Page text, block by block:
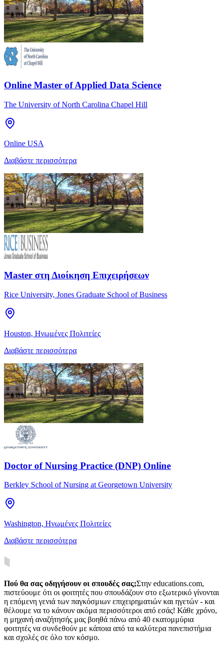
Online Master of Applied Data Science
The University of North Carolina Chapel Hill
Online USA
Διαβάστε περισσότερα
Master στη Διοίκηση Επιχειρήσεων
Rice University, Jones Graduate School of Business
Houston, Ηνωμένες Πολιτείες
Διαβάστε περισσότερα
Doctor of Nursing Practice (DNP) Online
Berkley School of Nursing at Georgetown University
Washington, Ηνωμένες Πολιτείες
Διαβάστε περισσότερα
Πού θα σας οδηγήσουν οι σπουδές σας;Στην educations.com,
πιστεύουμε ότι οι φοιτητές που σπουδάζουν στο εξωτερικό γίνονται
η επόμενη γενιά των παγκόσμιων επιχειρηματιών και ηγετών - και
θέλουμε να το κάνουν ακόμα περισσότεροι από εσάς! Κάθε χρόνο,
η μηχανή αναζήτησής μας βοηθά πάνω από 40 εκατομμύρια
φοιτητές να συνδεθούν με κάποια από τα καλύτερα πανεπιστήμια
και σχολές σε όλο τον κόσμο.